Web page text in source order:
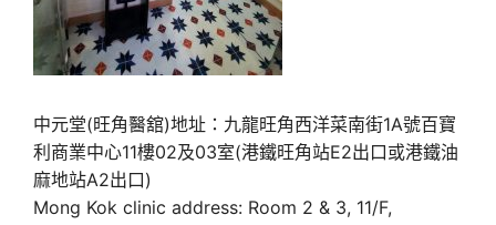
中元堂(旺角醫舘)地址：九龍旺角西洋菜南街1A號百寶
利商業中心11樓02及03室(港鐵旺角站E2出口或港鐵油
麻地站A2出口)
Mong Kok clinic address: Room 2 & 3, 11/F,